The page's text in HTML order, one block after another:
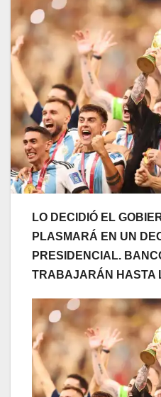
LO DECIDIÓ EL
PLASMARÁ EN UN
PRESIDENCIAL.
TRABAJARÁN HASTA